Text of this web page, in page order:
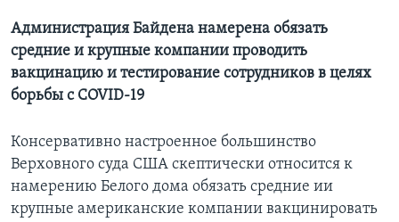
Администрация Байдена намерена обязать
средние и крупные компании проводить
вакцинацию и тестирование сотрудников в целях
борьбы с COVID-19
Консервативно настроенное большинство
Верховного суда США скептически относится к
намерению Белого дома обязать средние ии
крупные американские компании вакцинировать